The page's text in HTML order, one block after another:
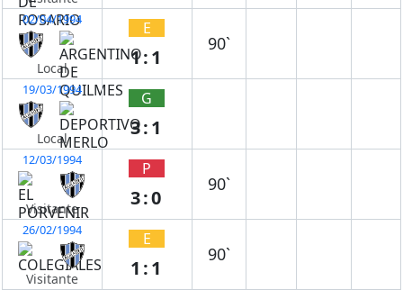
02/04/1994
Local
E
1:1
90`
19/03/1994
Local
G
3:1
12/03/1994
Visitante
P
3:0
90`
26/02/1994
Visitante
E
1:1
90`